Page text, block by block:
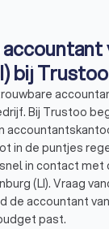
bij Trustoo
Bij Trustoo
in de puntjes
in contact met
(LI). Vraag
de accountant
past.